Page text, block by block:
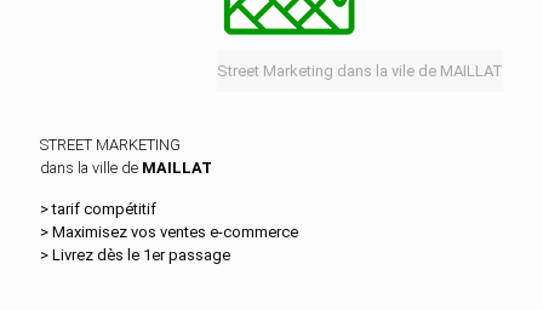
Street Marketing dans la vile de MAILLAT
STREET MARKETING
dans la ville de MAILLAT
> tarif compétitif
> Maximisez vos ventes e‑commerce
> Livrez dès le 1er passage